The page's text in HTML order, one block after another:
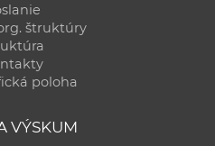
štruktúry
poloha
VÝSKUM